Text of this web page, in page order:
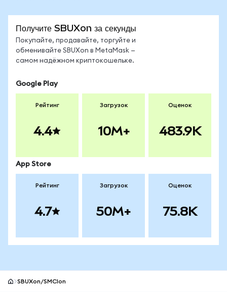
Получите SBUXon за секунды
Покупайте, продавайте, торгуйте и
обменивайте SBUXon в MetaMask —
самом надёжном криптокошельке.
Google Play
Рейтинг
4.4
Загрузок
10M+
Оценок
483.9K
App Store
Рейтинг
4.7
Загрузок
50M+
Оценок
75.8K
SBUXon/SMCIon